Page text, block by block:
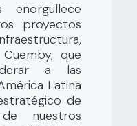
enorgullece
proyectos
que
a las
Latina
de
nuestros